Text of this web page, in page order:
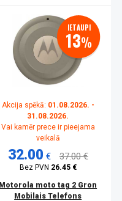
IETAUPI
13%
Akcija spēkā: 01.08.2026. -
31.08.2026.
Vai kamēr prece ir pieejama
veikalā
32.00 € 37.00 €
Bez PVN 26.45 €
Motorola moto tag 2 Gron
Mobilais Telefons